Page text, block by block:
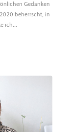
Gedanken
beherrscht, in
ich…